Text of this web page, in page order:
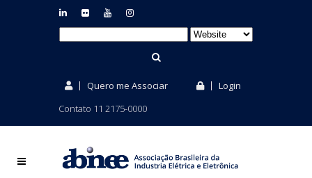
Quero me Associar
Login
Contato 11 2175-0000